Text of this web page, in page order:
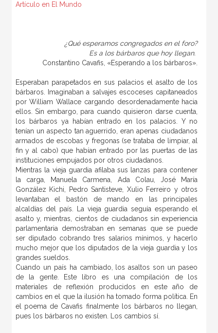
Artículo en El Mundo
¿Qué esperamos congregados en el foro?
Es a los bárbaros que hoy llegan.
Constantino Cavafis, «Esperando a los bárbaros».
Esperaban parapetados en sus palacios el asalto de los
bárbaros. Imaginaban a salvajes escoceses capitaneados
por William Wallace cargando desordenadamente hacia
ellos. Sin embargo, para cuando quisieron darse cuenta,
los bárbaros ya habían entrado en los palacios. Y no
tenían un aspecto tan aguerrido, eran apenas ciudadanos
armados de escobas y fregonas (se trataba de limpiar, al
fin y al cabo) que habían entrado por las puertas de las
instituciones empujados por otros ciudadanos.
Mientras la vieja guardia afilaba sus lanzas para contener
la carga, Manuela Carmena, Ada Colau, José María
González Kichi, Pedro Santisteve, Xulio Ferreiro y otros
levantaban el bastón de mando en las principales
alcaldías del país. La vieja guardia seguía esperando el
asalto y, mientras, cientos de ciudadanos sin experiencia
parlamentaria demostraban en semanas que se puede
ser diputado cobrando tres salarios mínimos, y hacerlo
mucho mejor que los diputados de la vieja guardia y los
grandes sueldos.
Cuando un país ha cambiado, los asaltos son un paseo
de la gente. Este libro es una compilación de los
materiales de reflexión producidos en este año de
cambios en el que la ilusión ha tomado forma política. En
el poema de Cavafis finalmente los bárbaros no llegan,
pues los bárbaros no existen. Los cambios sí.